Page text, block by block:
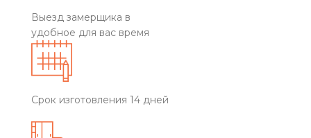
Выезд замерщика в
удобное для вас время
Срок изготовления 14 дней